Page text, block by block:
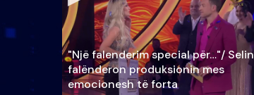
"Një falenderim special për…"/ Selin
falënderon produksionin mes
emocionesh të forta